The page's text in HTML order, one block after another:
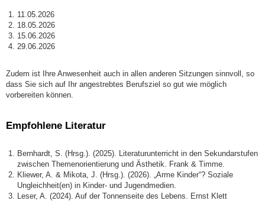
11.05.2026
18.05.2026
15.06.2026
29.06.2026
Zudem ist Ihre Anwesenheit auch in allen anderen Sitzungen sinnvoll, so
dass Sie sich auf Ihr angestrebtes Berufsziel so gut wie möglich
vorbereiten können.
Empfohlene Literatur
Bernhardt, S. (Hrsg.). (2025). Literaturunterricht in den Sekundarstufen
zwischen Themenorientierung und Ästhetik. Frank & Timme.
Kliewer, A. & Mikota, J. (Hrsg.). (2026). „Arme Kinder“? Soziale
Ungleichheit(en) in Kinder- und Jugendmedien.
Leser, A. (2024). Auf der Tonnenseite des Lebens. Ernst Klett